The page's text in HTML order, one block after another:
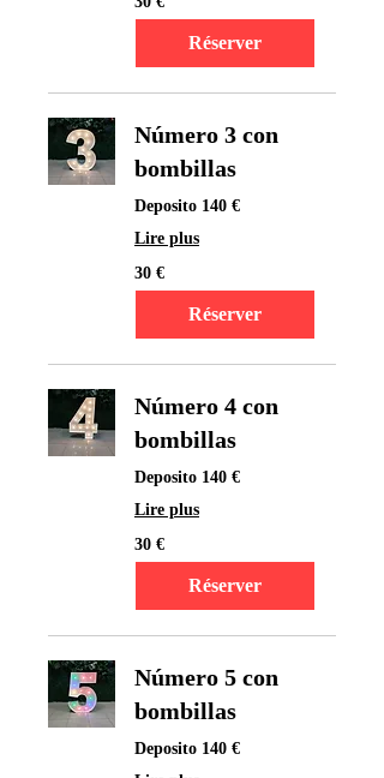
euros
Réserver
Número 3 con
bombillas
Deposito 140 €
Lire plus
30
euros
30 €
Réserver
Número 4 con
bombillas
Deposito 140 €
Lire plus
30
euros
30 €
Réserver
Número 5 con
bombillas
Deposito 140 €